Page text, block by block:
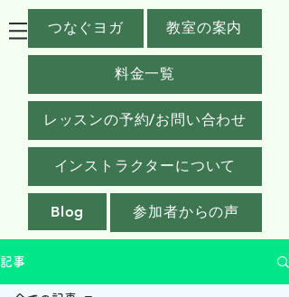
つなぐヨガ 教室の案内
料金一覧
レッスンの予約/お問い合わせ
インストラクターについて
Blog 参加者からの声
記事